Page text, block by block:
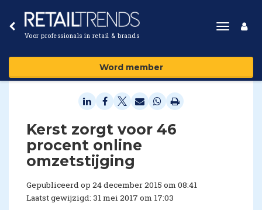
Voor professionals in retail & brands
Toggle
Word member
Kerst zorgt voor 46
procent online
omzetstijging
Gepubliceerd op 24 december 2015 om 08:41
Laatst gewijzigd: 31 mei 2017 om 17:03